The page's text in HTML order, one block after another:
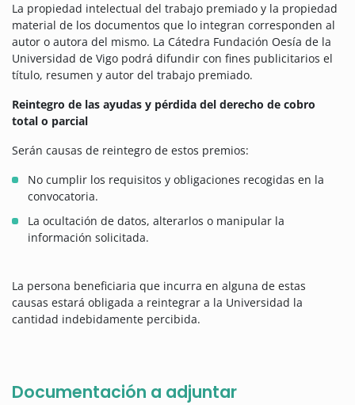
La propiedad intelectual del trabajo premiado y la propiedad
material de los documentos que lo integran corresponden al
autor o autora del mismo. La Cátedra Fundación Oesía de la
Universidad de Vigo podrá difundir con fines publicitarios el
título, resumen y autor del trabajo premiado.
Reintegro de las ayudas y pérdida del derecho de cobro
total o parcial
Serán causas de reintegro de estos premios:
No cumplir los requisitos y obligaciones recogidas en la
convocatoria.
La ocultación de datos, alterarlos o manipular la
información solicitada.
La persona beneficiaria que incurra en alguna de estas
causas estará obligada a reintegrar a la Universidad la
cantidad indebidamente percibida.
Documentación a adjuntar